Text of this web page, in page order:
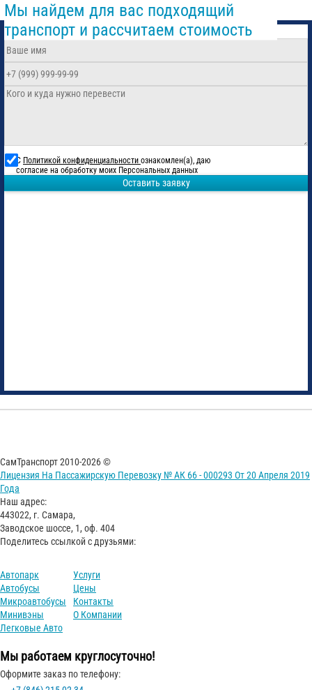
Мы найдем для вас подходящий
транспорт и рассчитаем стоимость
С Политикой конфиденциальности ознакомлен(а), даю
согласие на обработку моих Персональных данных
Оставить заявку
СамТранспорт 2010-2026 ©
Лицензия На Пассажирскую Перевозку № АК 66 - 000293 От 20 Апреля 2019
Года
Наш адрес:
443022, г. Самара,
Заводское шоссе, 1, оф. 404
Поделитесь ссылкой с друзьями:
Автопарк
Автобусы
Микроавтобусы
Минивэны
Легковые Авто
Услуги
Цены
Контакты
О Компании
Мы работаем круглосуточно!
Оформите заказ по телефону: